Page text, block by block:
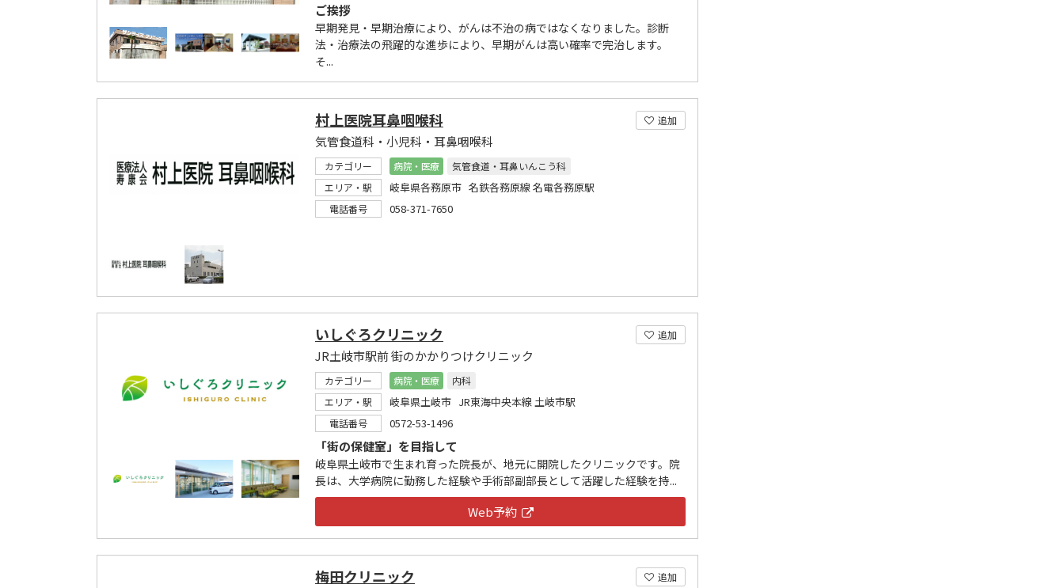
ご挨拶
早期発見・早期治療により、がんは不治の病ではなくなりました。診断
法・治療法の飛躍的な進歩により、早期がんは高い確率で完治します。
そ...
追加
村上医院耳鼻咽喉科
気管食道科・小児科・耳鼻咽喉科
カテゴリー 病院・医療
気管食道・耳鼻いんこう科
エリア・駅
岐阜県各務原市 名鉄各務原線 名電各務原駅
電話番号 058-371-7650
追加
いしぐろクリニック
JR土岐市駅前 街のかかりつけクリニック
カテゴリー 病院・医療
内科
エリア・駅
岐阜県土岐市 JR東海中央本線 土岐市駅
電話番号 0572-53-1496
「街の保健室」を目指して
岐阜県土岐市で生まれ育った院長が、地元に開院したクリニックです。院
長は、大学病院に勤務した経験や手術部副部長として活躍した経験を持...
Web予約
追加
梅田クリニック